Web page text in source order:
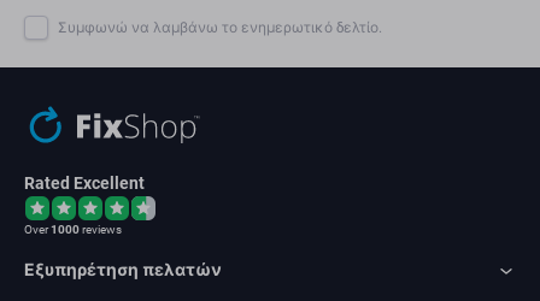
Συμφωνώ να λαμβάνω το ενημερωτικό δελτίο.
Rated Excellent
Over1000reviews
Εξυπηρέτηση πελατών